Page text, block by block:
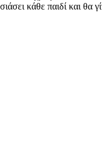
κάθε παιδί και θα